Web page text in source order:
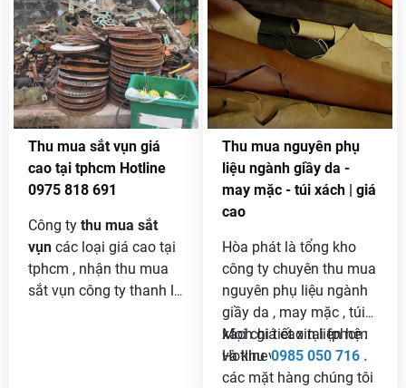
bạn sẽ rõ hơn .
Thu mua sắt vụn giá
cao tại tphcm Hotline
0975 818 691
Công ty thu mua sắt
vụn các loại giá cao tại
tphcm , nhận thu mua
sắt vụn công ty thanh lý
Thu mua nguyên phụ
liệu ngành giầy da -
may mặc - túi xách | giá
cao
Hòa phát là tổng kho
công ty chuyên thu mua
nguyên phụ liệu ngành
giầy da , may mặc , túi
xách giá cao tại tphcm
và khu vực phía nam .
các mặt hàng chúng tôi
Mọi chi tiết xin liện hệ :
Hotline 0985 050 716 .